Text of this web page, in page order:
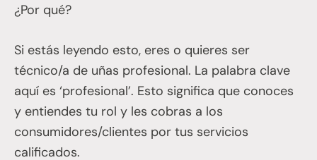
¿Por qué?
Si estás leyendo esto, eres o quieres ser
técnico/a de uñas profesional. La palabra clave
aquí es ‘profesional’. Esto significa que conoces
y entiendes tu rol y les cobras a los
consumidores/clientes por tus servicios
calificados.